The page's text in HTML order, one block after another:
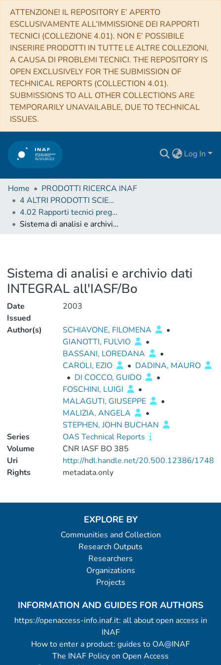
ATTENZIONE! IL REPOSITORY E’ APERTO
ESCLUSIVAMENTE ALL’IMMISSIONE DEI RAPPORTI
TECNICI (COLLEZIONE 4.01). NON E’ POSSIBILE
INSERIRE PRODOTTI IN TUTTE LE ALTRE COLLEZIONI,
A CAUSA DI PROBLEMI TECNICI. THE REPOSITORY IS
OPEN EXCLUSIVELY FOR THE SUBMISSION OF
TECHNICAL REPORTS (COLLECTION 4.01).
SUBMISSIONS TO ALL OTHER COLLECTIONS ARE
TEMPORARILY UNAVAILABLE, DUE TO TECHNICAL
ISSUES.
Log In
Home
PRODOTTI RICERCA INAF
4 ALTRI PRODOTTI SCIENTIFICI (Other scientific products)
4.02 Rapporti tecnici pregressi
Sistema di analisi e archivio dati INTEGRAL all'IASF/Bo
Sistema di analisi e archivio dati
INTEGRAL all'IASF/Bo
Date
Issued
2003
Author(s) SCHIAVONE, FILOMENA
•
GIANOTTI, FULVIO
•
BASSANI, LOREDANA
•
CAROLI, EZIO
• DADINA, MAURO
• DI COCCO, GUIDO
•
FOSCHINI, LUIGI
•
MALAGUTI, GIUSEPPE
•
MALIZIA, ANGELA
•
STEPHEN, JOHN BUCHAN
Series
OAS Technical Reports
Volume
CNR IASF BO 385
Uri
http://hdl.handle.net/20.500.12386/1748
Rights
metadata.only
EXPLORE BY
Communities and Collection
Research Outputs
Researchers
Organizations
Projects
INFORMATION AND GUIDES FOR AUTHORS
https://openaccess-info.inaf.it: all about open access in
INAF
How to enter a product: guides to OA@INAF
The INAF Policy on Open Access